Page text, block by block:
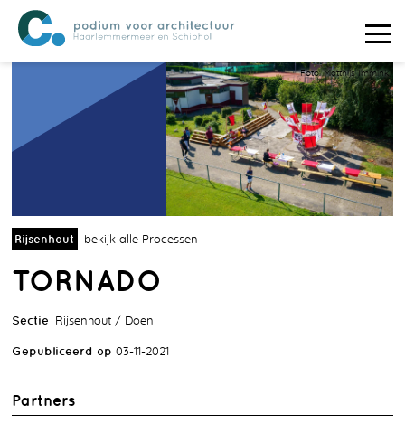
Foto: Matthijs Immink
Rijsenhout bekijk alle Processen
TORNADO
Sectie Rijsenhout Doen
Gepubliceerd op 03-11-2021
Partners